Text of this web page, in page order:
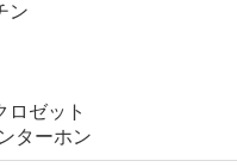
ン
ロゼット
ターホン